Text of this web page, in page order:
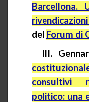
Barcellona.
del Forum di
III.
consultivi
politico: una